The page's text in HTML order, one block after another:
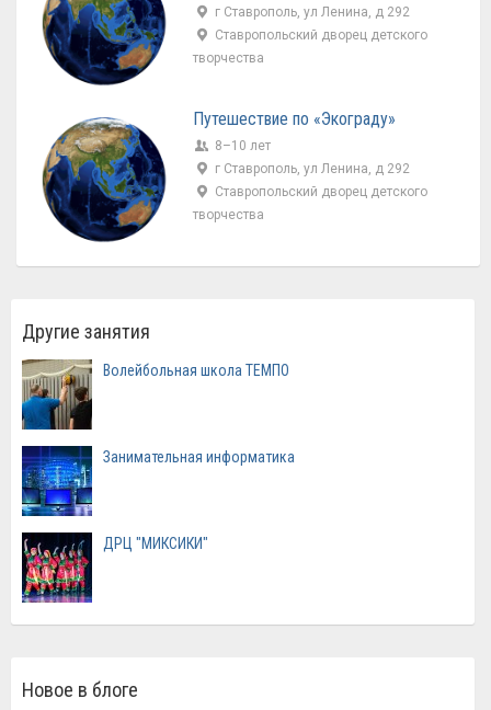
г Ставрополь, ул Ленина, д 292
Ставропольский дворец детского
творчества
Путешествие по «Экограду»
8–10 лет
г Ставрополь, ул Ленина, д 292
Ставропольский дворец детского
творчества
Другие занятия
Волейбольная школа ТЕМПО
Занимательная информатика
ДРЦ "МИКСИКИ"
Новое в блоге